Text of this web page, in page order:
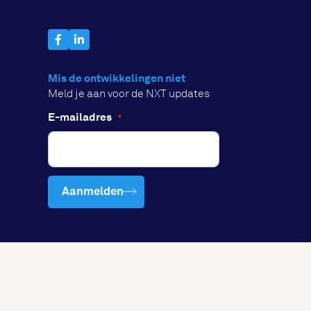
Mis de ontwikkelingen niet
Meld je aan voor de NXT updates
E-mailadres *
Aanmelden